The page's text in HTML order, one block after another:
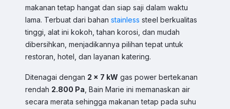
makanan tetap hangat dan siap saji dalam waktu
lama. Terbuat dari bahan stainless steel berkualitas
tinggi, alat ini kokoh, tahan korosi, dan mudah
dibersihkan, menjadikannya pilihan tepat untuk
restoran, hotel, dan layanan katering.
Ditenagai dengan 2 x 7 kW gas power bertekanan
rendah 2.800 Pa , Bain Marie ini memanaskan air
secara merata sehingga makanan tetap pada suhu